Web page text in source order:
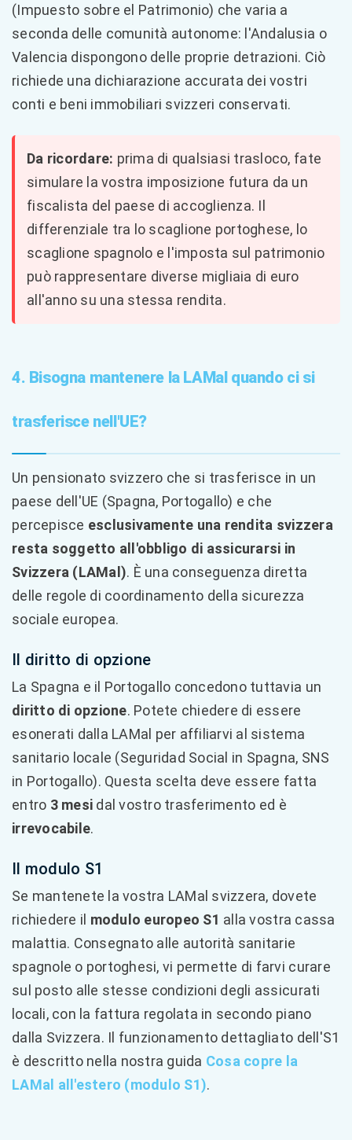
(Impuesto sobre el Patrimonio) che varia a
seconda delle comunità autonome: l'Andalusia o
Valencia dispongono delle proprie detrazioni. Ciò
richiede una dichiarazione accurata dei vostri
conti e beni immobiliari svizzeri conservati.
Da ricordare: prima di qualsiasi trasloco, fate
simulare la vostra imposizione futura da un
fiscalista del paese di accoglienza. Il
differenziale tra lo scaglione portoghese, lo
scaglione spagnolo e l'imposta sul patrimonio
può rappresentare diverse migliaia di euro
all'anno su una stessa rendita.
4. Bisogna mantenere la LAMal quando ci si
trasferisce nell'UE?
Un pensionato svizzero che si trasferisce in un
paese dell'UE (Spagna, Portogallo) e che
percepisce esclusivamente una rendita svizzera
resta soggetto all'obbligo di assicurarsi in
Svizzera (LAMal). È una conseguenza diretta
delle regole di coordinamento della sicurezza
sociale europea.
Il diritto di opzione
La Spagna e il Portogallo concedono tuttavia un
diritto di opzione. Potete chiedere di essere
esonerati dalla LAMal per affiliarvi al sistema
sanitario locale (Seguridad Social in Spagna, SNS
in Portogallo). Questa scelta deve essere fatta
entro 3 mesi dal vostro trasferimento ed è
irrevocabile.
Il modulo S1
Se mantenete la vostra LAMal svizzera, dovete
richiedere il modulo europeo S1 alla vostra cassa
malattia. Consegnato alle autorità sanitarie
spagnole o portoghesi, vi permette di farvi curare
sul posto alle stesse condizioni degli assicurati
locali, con la fattura regolata in secondo piano
dalla Svizzera. Il funzionamento dettagliato dell'S1
è descritto nella nostra guida Cosa copre la
LAMal all'estero (modulo S1).